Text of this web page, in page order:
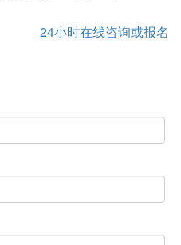
24小时在线咨询或报名